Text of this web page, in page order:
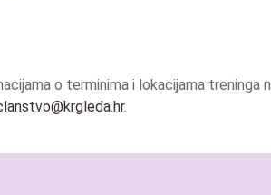
o terminima i lokacijama treninga
.